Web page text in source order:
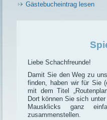
Gästebucheintrag lesen
Liebe Schachfreunde!
Damit Sie den Weg zu
finden, haben wir für Sie
mit dem Titel
Dort können Sie sich unter
Mausklicks ganz
zusammenstellen.